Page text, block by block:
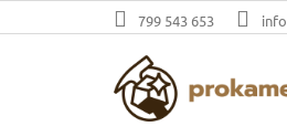
na
799 543 653